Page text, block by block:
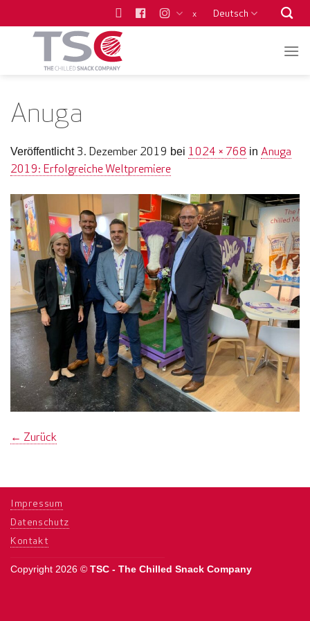
Inhalt
x Deutsch
Anuga
Veröffentlicht 3. Dezember 2019 bei 1024 × 768 in Anuga
2019: Erfolgreiche Weltpremiere
← Zurück
Impressum
Datenschutz
Kontakt
Copyright 2026 © TSC - The Chilled Snack Company